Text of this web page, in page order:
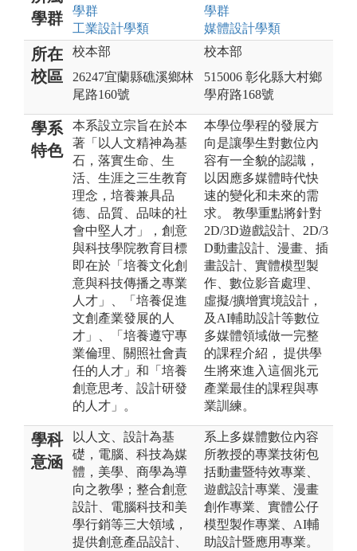
學群
學群
工業設計學類
學群
媒體設計學類
所在
校區
校本部
26247宜蘭縣礁溪鄉林
尾路160號
校本部
515006 彰化縣大村鄉
學府路168號
學系
特色
本系設立宗旨在於本
著「以人文精神為基
石，落實生命、生
活、生涯之三生教育
理念，培養兼具品
德、品質、品味的社
會中堅人才」，創意
與科技學院教育目標
即在於「培養文化創
意與科技傳播之專業
人才」、「培養促進
文創產業發展的人
才」、「培養遵守專
業倫理、關照社會責
任的人才」和「培養
創意思考、設計研發
的人才」。
本學位學程的發展方
向是讓學生對數位內
容有一全貌的認識，
以因應多媒體時代快
速的變化和未來的需
求。 教學重點將針對
2D/3D遊戲設計、2D/3
D動畫設計、漫畫、插
畫設計、實體模型製
作、數位影音處理、
虛擬/擴增實境設計，
及AI輔助設計等數位
多媒體領域做一完整
的課程介紹， 提供學
生將來進入這個兆元
產業最佳的課程與專
業訓練。
學科
意涵
以人文、設計為基
礎，電腦、科技為媒
體，美學、商學為導
向之教學；整合創意
設計、電腦科技和美
學行銷等三大領域，
提供創意產品設計、
系上多媒體數位內容
所教授的專業技術包
括動畫暨特效專業、
遊戲設計專業、漫畫
創作專業、實體公仔
模型製作專業、AI輔
助設計暨應用專業。